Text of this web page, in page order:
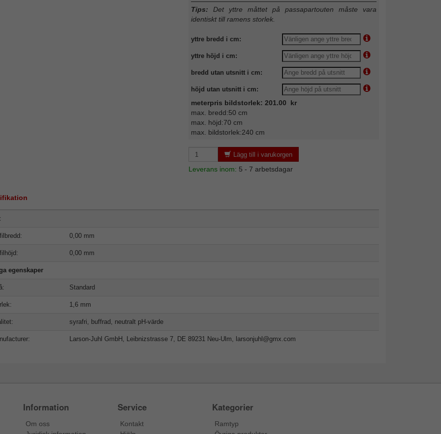
Tips: Det yttre måttet på passapartouten måste vara
identiskt till ramens storlek.
yttre bredd i cm:
yttre höjd i cm:
bredd utan utsnitt i cm:
höjd utan utsnitt i cm:
meterpris bildstorlek: 201.00 kr
max. bredd:50 cm
max. höjd:70 cm
max. bildstorlek:240 cm
Lägg till i varukorgen
Leverans inom: 5 - 7 arbetsdagar
0,00 mm
0,00 mm
egenskaper
Standard
1,6 mm
syrafri, buffrad, neutralt pH-värde
Larson-Juhl GmbH, Leibnizstrasse 7, DE 89231 Neu-Ulm, larsonjuhl@gmx.com
Information
Om oss
Service
Kontakt
Kategorier
Ramtyp